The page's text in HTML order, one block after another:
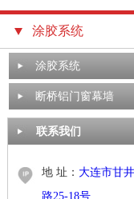
涂胶系统
涂胶系统
断桥铝门窗幕墙
联系我们
地 址： 大连市甘
路25-18号